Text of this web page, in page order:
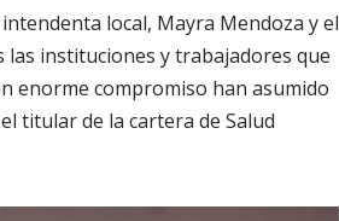
local, Mayra Mendoza y el
instituciones y trabajadores que
enorme compromiso han asumido
titular de la cartera de Salud